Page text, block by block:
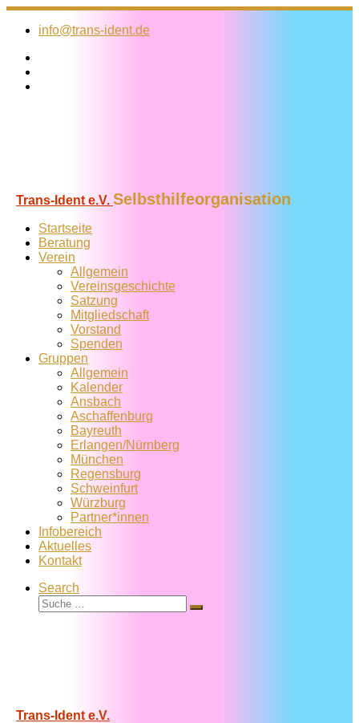
Zum
Inhalt
info@trans-ident.de
Trans-Ident e.V. Selbsthilfeorganisation
Startseite
Beratung
Verein
Allgemein
Vereins­geschichte
Satzung
Mitglied­schaft
Vorstand
Spenden
Gruppen
Allgemein
Kalender
Ansbach
Aschaffenburg
Bayreuth
Erlangen/Nürnberg
München
Regensburg
Schweinfurt
Würzburg
Partner*innen
Infobereich
Aktuelles
Kontakt
Search
Suche
Suche
Trans-Ident e.V.